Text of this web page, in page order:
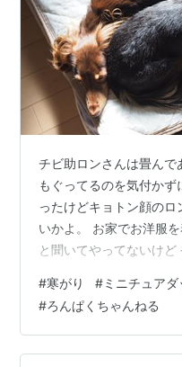
チビ助ロンさんは畳ん
もぐってるのを気付か
ったけどキョトン顔の
いかよ。 お家でお洋服
と聞いてやってないけど
が大好きだけど なるべ
い。 去年買いそびれた
れたいな。 ダックス用
ゃ可愛い。 ふたりとも
#寒がり #ミニチュア
#ろんぱくちゃんねる